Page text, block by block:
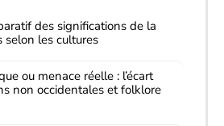
des significations de la
selon les cultures
ou menace réelle : l’écart
non occidentales et folklore